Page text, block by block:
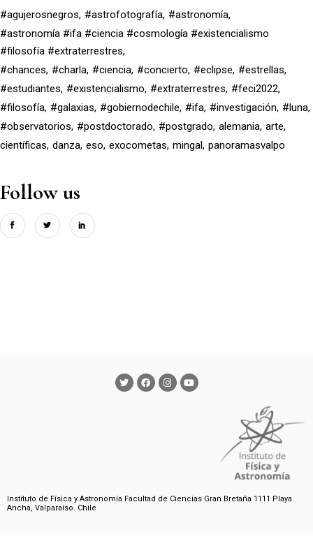
#agujerosnegros #astrofotografía #astronomía
#astronomía #ifa #ciencia #cosmología #existencialismo
#filosofía #extraterrestres
#chances #charla #ciencia #concierto #eclipse #estrellas
#estudiantes #existencialismo #extraterrestres #feci2022
#filosofía #galaxias #gobiernodechile #ifa #investigación #luna
#observatorios #postdoctorado #postgrado alemania arte
científicas danza eso exocometas mingal panoramasvalpo
Follow us
Instituto de Física y Astronomía Facultad de Ciencias Gran Bretaña 1111 Playa
Ancha, Valparaíso. Chile